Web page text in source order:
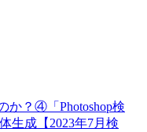
か？④「Photoshop検
生成【2023年7月検